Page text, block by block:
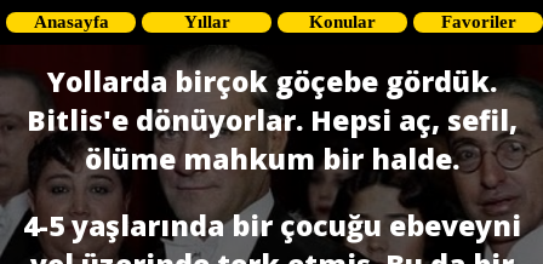
Anasayfa Yıllar Konular Favoriler
Yollarda birçok göçebe gördük.
Bitlis'e dönüyorlar. Hepsi aç, sefil,
ölüme mahkum bir halde.
4-5 yaşlarında bir çocuğu ebeveyni